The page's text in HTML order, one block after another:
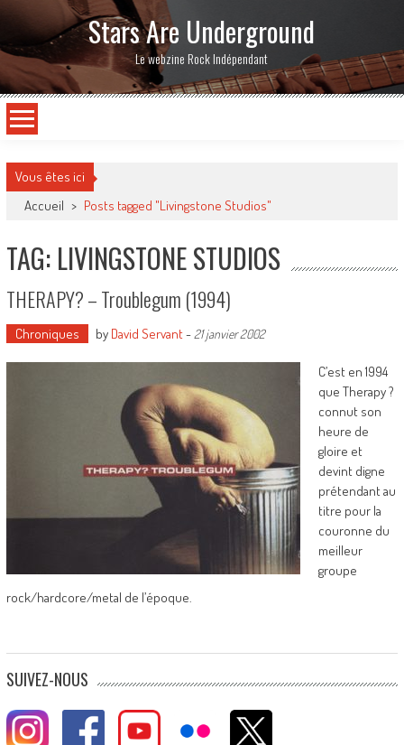
Stars Are Underground
Le webzine Rock Indépendant
Vous êtes ici
Accueil > Posts tagged "Livingstone Studios"
TAG: LIVINGSTONE STUDIOS
THERAPY? – Troublegum (1994)
Chroniques by David Servant- 21 janvier 2002
C’est en 1994
que Therapy ?
connut son
heure de
gloire et
devint digne
prétendant au
titre pour la
couronne du
meilleur
groupe
rock/hardcore/metal de l’époque.
SUIVEZ-NOUS